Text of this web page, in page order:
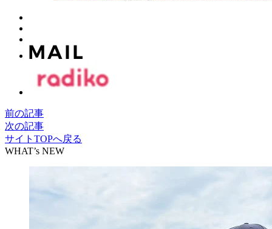
前の記事
次の記事
サイトTOPへ戻る
WHAT’s NEW